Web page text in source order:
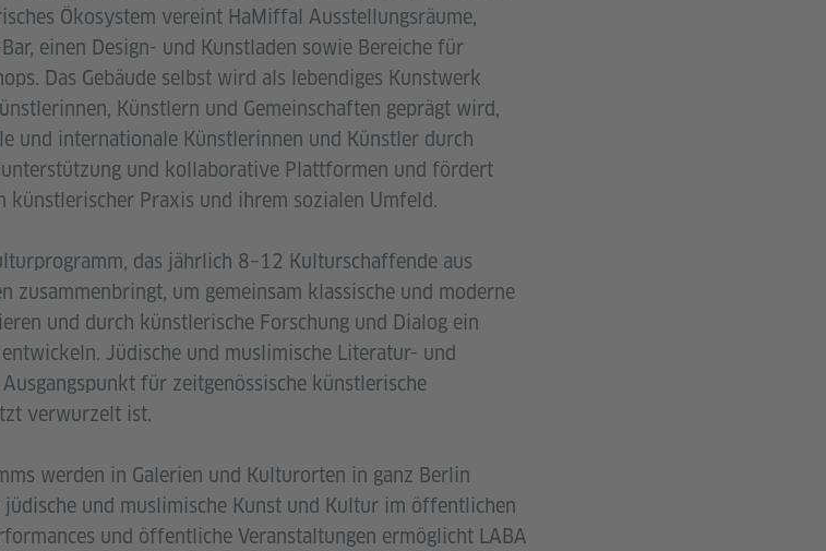
Ökosystem vereint HaMiffal Ausstellungsräume,
einen Design- und Kunstladen sowie Bereiche für
Das Gebäude selbst wird als lebendiges Kunstwerk
Künstlern und Gemeinschaften geprägt wird,
und internationale Künstlerinnen und Künstler durch
und kollaborative Plattformen und fördert
künstlerischer Praxis und ihrem sozialen Umfeld.
das jährlich 8–12 Kulturschaffende aus
zusammenbringt, um gemeinsam klassische und moderne
und durch künstlerische Forschung und Dialog ein
Jüdische und muslimische Literatur- und
für zeitgenössische künstlerische
verwurzelt ist.
werden in Galerien und Kulturorten in ganz Berlin
und muslimische Kunst und Kultur im öffentlichen
und öffentliche Veranstaltungen ermöglicht LABA